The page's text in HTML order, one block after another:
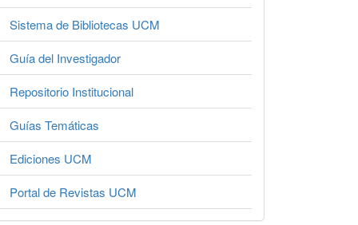
Sistema de Bibliotecas UCM
Guía del Investigador
Repositorio Institucional
Guías Temáticas
Ediciones UCM
Portal de Revistas UCM